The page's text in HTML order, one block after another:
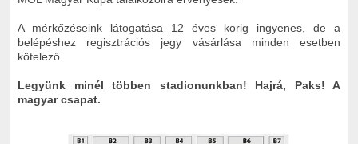
A mérkőzéseink látogatása 12 éves korig ingyenes, de a
belépéshez regisztrációs jegy vásárlása minden esetben
kötelező.
Legyünk minél többen stadionunkban! Hajrá, Paks! A
magyar csapat.